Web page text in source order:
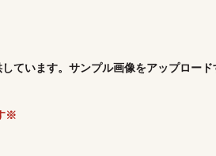
ています。サンプル画像をアップロー
※